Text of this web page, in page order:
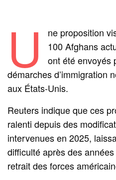
U
ne proposition
100 Afghans
ont été envoyés
démarches d’immigration
aux États-Unis.
Reuters indique que ces
ralenti depuis des
intervenues en 2025,
difficulté après des
retrait des forces